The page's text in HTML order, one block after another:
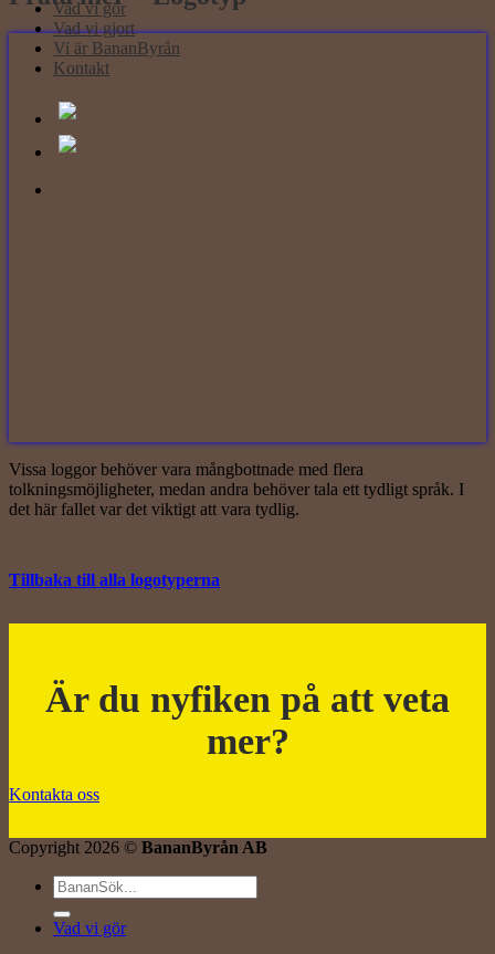
Vad vi gör
Vad vi gjort
Vi är BananByrån
Kontakt
Vissa loggor behöver vara mångbottnade med flera
tolkningsmöjligheter, medan andra behöver tala ett tydligt språk. I
det här fallet var det viktigt att vara tydlig.
Tillbaka till alla logotyperna
Är du nyfiken på att veta
mer?
Kontakta oss
Copyright 2026 © BananByrån AB
Vad vi gör